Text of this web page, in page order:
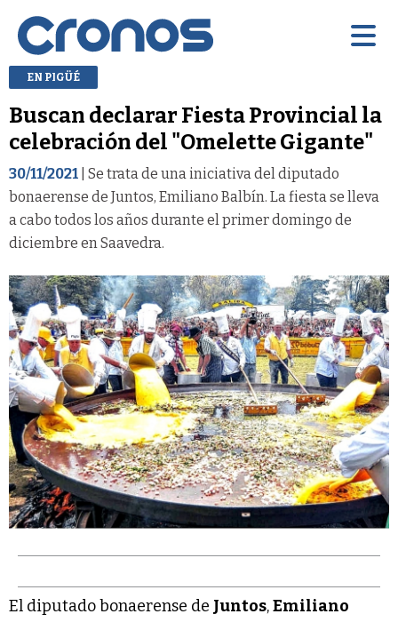
EN PIGÜÉ
Buscan declarar Fiesta Provincial la
celebración del "Omelette Gigante"
30/11/2021 | Se trata de una iniciativa del diputado
bonaerense de Juntos, Emiliano Balbín. La fiesta se lleva
a cabo todos los años durante el primer domingo de
diciembre en Saavedra.
El diputado bonaerense de Juntos,Emiliano